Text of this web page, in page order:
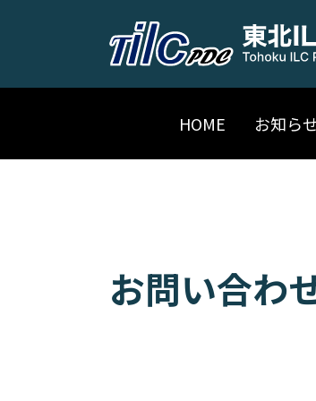
HOME お知ら
お問い合わ